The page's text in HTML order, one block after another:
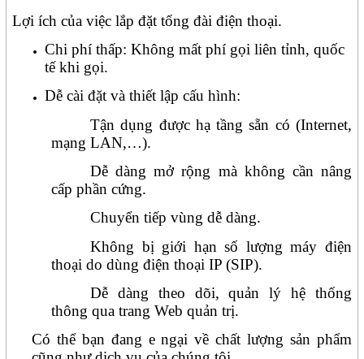
Lợi ích của việc lắp đặt tổng đài điện thoại.
Chi phí thấp: Không mất phí gọi liên tỉnh, quốc
tế khi gọi.
Dễ cài đặt và thiết lập cấu hình:
Tận dụng được hạ tầng sẵn có (Internet,
mạng LAN,…).
Dễ dàng mở rộng mà không cần nâng
cấp phần cứng.
Chuyển tiếp vùng dễ dàng.
Không bị giới hạn số lượng máy điện
thoại do dùng điện thoại IP (SIP).
Dễ dàng theo dõi, quản lý hệ thống
thông qua trang Web quản trị.
Có thể bạn đang e ngại về chất lượng sản phẩm